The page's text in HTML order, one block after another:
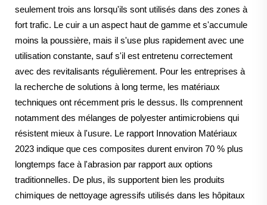
seulement trois ans lorsqu'ils sont utilisés dans des zones à
fort trafic. Le cuir a un aspect haut de gamme et s'accumule
moins la poussière, mais il s'use plus rapidement avec une
utilisation constante, sauf s'il est entretenu correctement
avec des revitalisants régulièrement. Pour les entreprises à
la recherche de solutions à long terme, les matériaux
techniques ont récemment pris le dessus. Ils comprennent
notamment des mélanges de polyester antimicrobiens qui
résistent mieux à l'usure. Le rapport Innovation Matériaux
2023 indique que ces composites durent environ 70 % plus
longtemps face à l'abrasion par rapport aux options
traditionnelles. De plus, ils supportent bien les produits
chimiques de nettoyage agressifs utilisés dans les hôpitaux